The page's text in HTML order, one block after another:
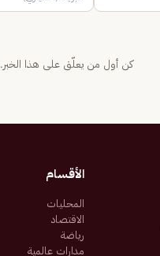
كن أول من يعلّق على هذا الخبر.
الأقسام
المحليات
الاقتصاد
رياضة
مدارات عالمية